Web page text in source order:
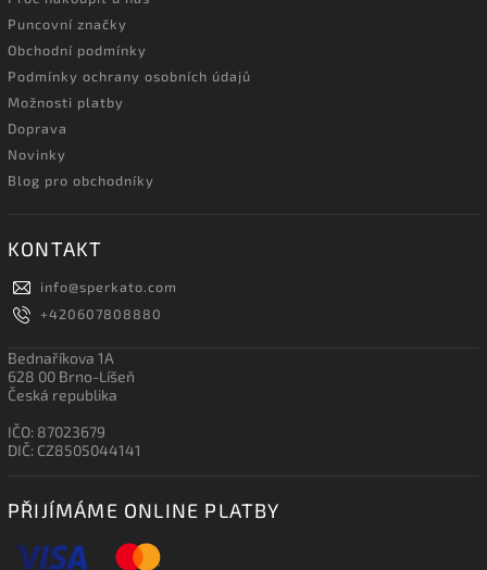
Puncovní značky
Obchodní podmínky
Podmínky ochrany osobních údajů
Možnosti platby
Doprava
Novinky
Blog pro obchodníky
KONTAKT
info@sperkato.com
+420607808880
Bednaříkova 1A
628 00 Brno-Líšeň
Česká republika
IČO: 87023679
DIČ: CZ8505044141
PŘIJÍMÁME ONLINE PLATBY